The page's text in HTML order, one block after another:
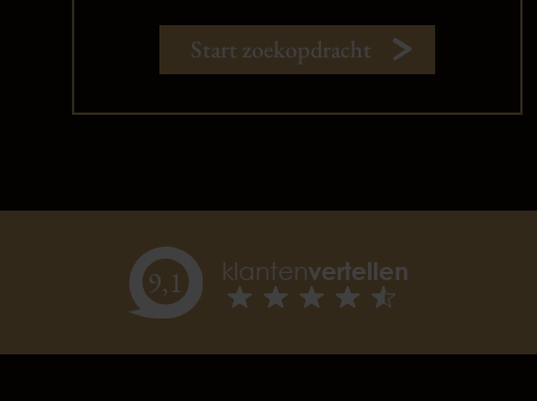
Start zoekopdracht
9,1 klantenvertellen